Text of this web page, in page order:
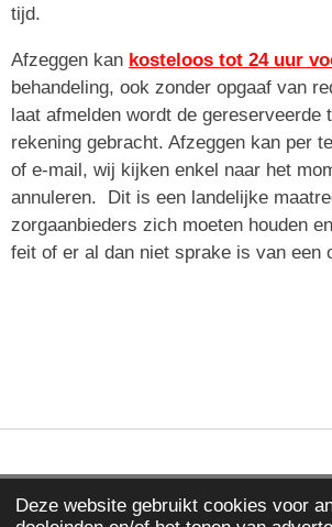
Deze website gebruikt cookies voor
tijd.
Afzeggen kan kosteloos tot 24 uur
behandeling, ook zonder opgaaf van
laat afmelden wordt de gereserveerde
rekening gebracht. Afzeggen kan per
of e-mail, wij kijken enkel naar het
annuleren. Dit is een landelijke
zorgaanbieders zich moeten houden
feit of er al dan niet sprake is van een
© 2019 - 2026 fitbrandevoort.nl